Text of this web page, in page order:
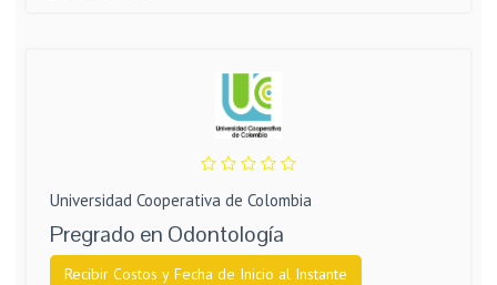
Universidad Cooperativa de Colombia
Pregrado en Odontología
Recibir Costos y Fecha de Inicio al Instante